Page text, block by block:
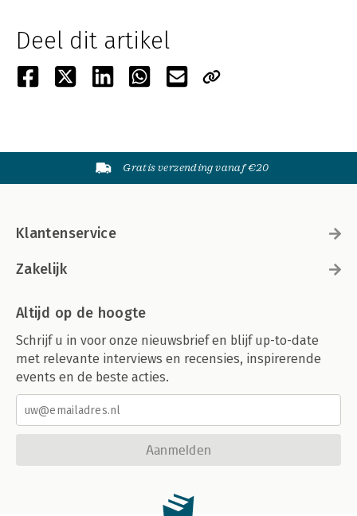
Deel dit artikel
Gratis verzending vanaf €20
Klantenservice
Zakelijk
Altijd op de hoogte
Schrijf u in voor onze nieuwsbrief en blijf up-to-date
met relevante interviews en recensies, inspirerende
events en de beste acties.
Aanmelden